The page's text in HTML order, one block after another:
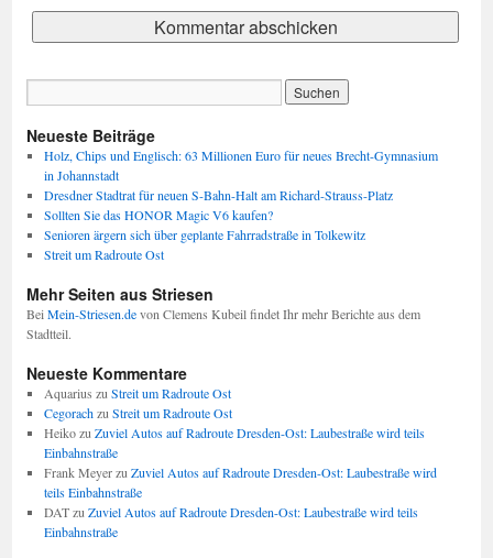
Neueste Beiträge
Holz, Chips und Englisch: 63 Millionen Euro für neues Brecht-Gymnasium
in Johannstadt
Dresdner Stadtrat für neuen S-Bahn-Halt am Richard-Strauss-Platz
Sollten Sie das HONOR Magic V6 kaufen?
Senioren ärgern sich über geplante Fahrradstraße in Tolkewitz
Streit um Radroute Ost
Mehr Seiten aus Striesen
Bei Mein-Striesen.devon Clemens Kubeil findet Ihr mehr Berichte aus dem
Stadtteil.
Neueste Kommentare
Aquarius zu Streit um Radroute Ost
Cegorachzu Streit um Radroute Ost
Heikozu Zuviel Autos auf Radroute Dresden-Ost: Laubestraße wird teils
Einbahnstraße
Frank Meyerzu Zuviel Autos auf Radroute Dresden-Ost: Laubestraße wird
teils Einbahnstraße
DATzu Zuviel Autos auf Radroute Dresden-Ost: Laubestraße wird teils
Einbahnstraße